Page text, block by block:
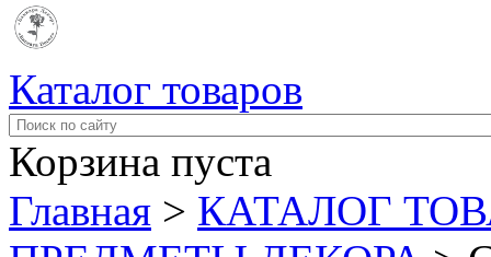
Каталог товаров
Корзина пуста
Главная > КАТАЛОГ